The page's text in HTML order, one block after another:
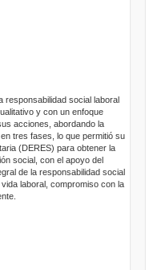
responsabilidad social laboral
y con un enfoque
acciones, abordando la
tres fases, lo que permitió su
(DERES) para obtener la
social, con el apoyo del
de la responsabilidad social
laboral, compromiso con la